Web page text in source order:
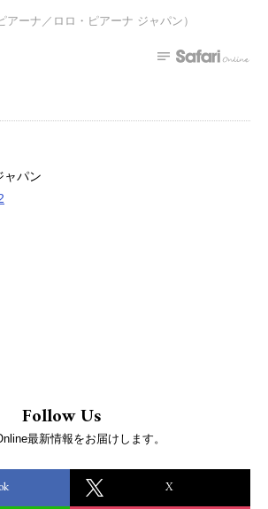
アーナ／ロロ・ピアーナ ジャパン）
ャパン
Follow Us
最新情報をお届けします。
X